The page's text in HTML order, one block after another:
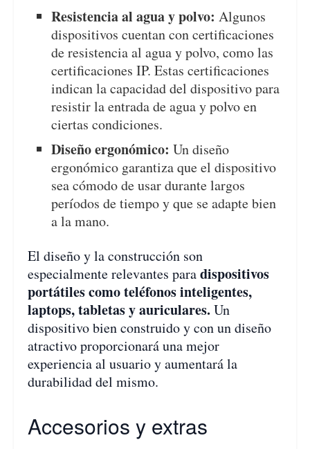
Resistencia al agua y polvo: Algunos
dispositivos cuentan con certificaciones
de resistencia al agua y polvo, como las
certificaciones IP. Estas certificaciones
indican la capacidad del dispositivo para
resistir la entrada de agua y polvo en
ciertas condiciones.
Diseño ergonómico: Un diseño
ergonómico garantiza que el dispositivo
sea cómodo de usar durante largos
períodos de tiempo y que se adapte bien
a la mano.
El diseño y la construcción son
especialmente relevantes paradispositivos
portátiles como teléfonos inteligentes,
laptops, tabletas y auriculares. Un
dispositivo bien construido y con un diseño
atractivo proporcionará una mejor
experiencia al usuario y aumentará la
durabilidad del mismo.
Accesorios y extras